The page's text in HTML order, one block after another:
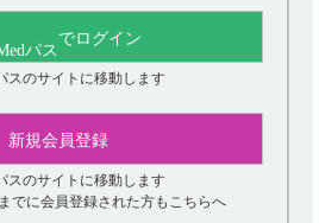
】 用法及び用量や投与時の注意事
い。
】 点滴投与は可能でしょうか。
】 重大な副作用の種類と症状は?
せください
でログイン
スのサイトに移動します
新規会員登録
スのサイトに移動します
でに会員登録された方もこちらへ